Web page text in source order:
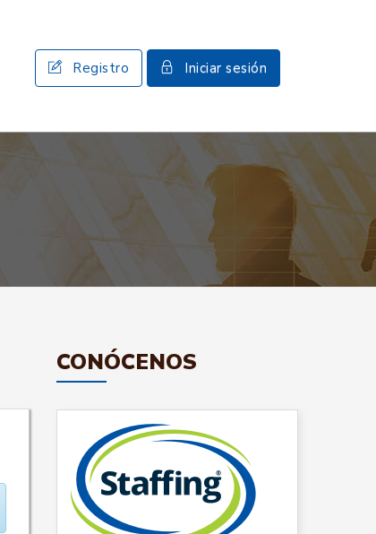
Registro Iniciar sesión
CONÓCENOS